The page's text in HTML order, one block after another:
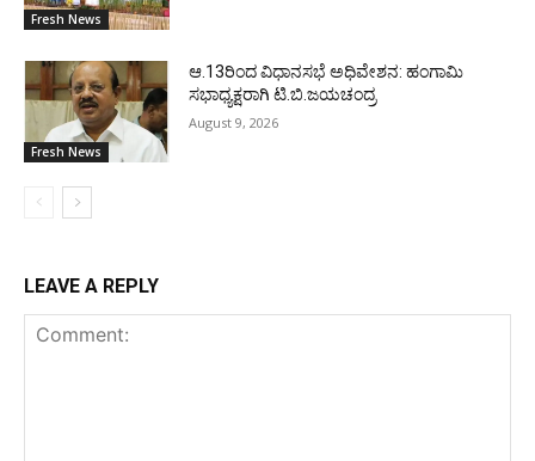
Fresh News
Fresh News
ಆ.13ರಿಂದ ವಿಧಾನಸಭೆ ಅಧಿವೇಶನ: ಹಂಗಾಮಿ
ಸಭಾಧ್ಯಕ್ಷರಾಗಿ ಟಿ.ಬಿ.ಜಯಚಂದ್ರ
August 9, 2026
LEAVE A REPLY